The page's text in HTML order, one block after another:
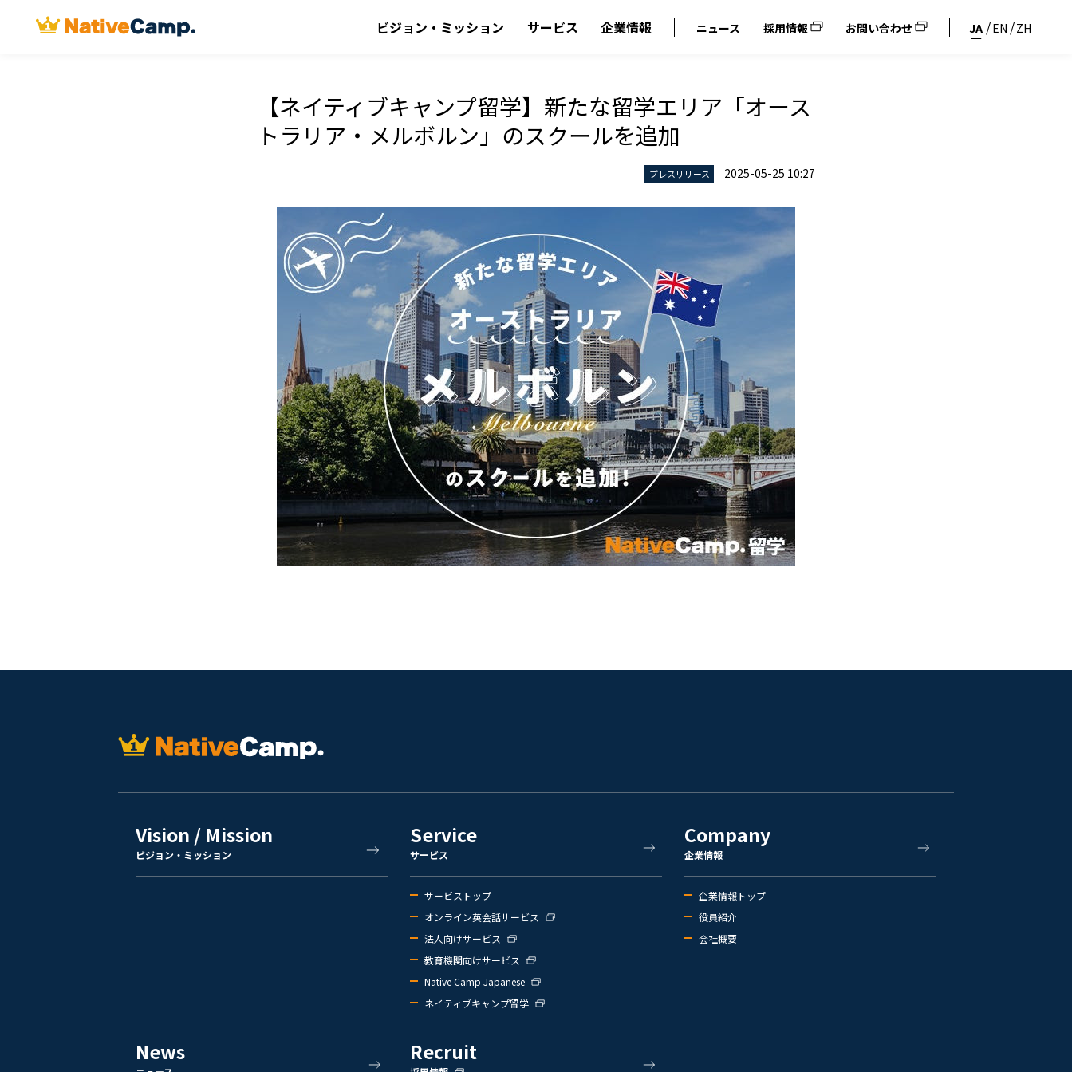
ビジョン・ミッション サービス 企業情報 ニュース 採用情報 お問い合わせ JA EN ZH
【ネイティブキャンプ留学】新たな留学エリア「オース
トラリア・メルボルン」のスクールを追加
プレスリリース 2025-05-25 10:27
Vision / Mission
ビジョン・ミッション
Service
サービス
サービストップ
オンライン英会話サービス
法人向けサービス
教育機関向けサービス
Native Camp Japanese
ネイティブキャンプ留学
Company
企業情報
企業情報トップ
役員紹介
会社概要
News Recruit